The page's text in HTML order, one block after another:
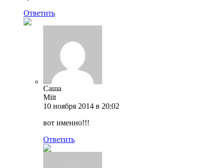
Ответить
Саша
Miit
10 ноября 2014 в 20:02
вот именно!!!
Ответить